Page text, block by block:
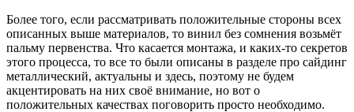
Более того, если рассматривать положительные стороны всех
описанных выше материалов, то винил без сомнения возьмёт
пальму первенства. Что касается монтажа, и каких-то секретов
этого процесса, то все то были описаны в разделе про сайдинг
металлический, актуальны и здесь, поэтому не будем
акцентировать на них своё внимание, но вот о
положительных качествах поговорить просто необходимо.